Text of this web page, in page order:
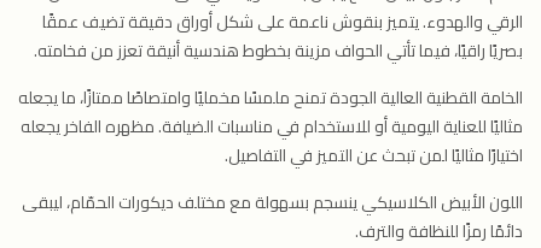
الرقي والهدوء. يتميز بنقوش ناعمة على شكل أوراق دقيقة تضيف عمقًا
بصريًا راقيًا، فيما تأتي الحواف مزينة بخطوط هندسية أنيقة تعزز من فخامته.
الخامة القطنية العالية الجودة تمنح ملمسًا مخمليًا وامتصاصًا ممتازًا، ما يجعله
مثاليًا للعناية اليومية أو للاستخدام في مناسبات الضيافة. مظهره الفاخر يجعله
اختيارًا مثاليًا لمن تبحث عن التميز في التفاصيل.
اللون الأبيض الكلاسيكي ينسجم بسهولة مع مختلف ديكورات الحمّام، ليبقى
دائمًا رمزًا للنظافة والترف.